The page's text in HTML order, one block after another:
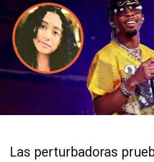
Las perturbadoras